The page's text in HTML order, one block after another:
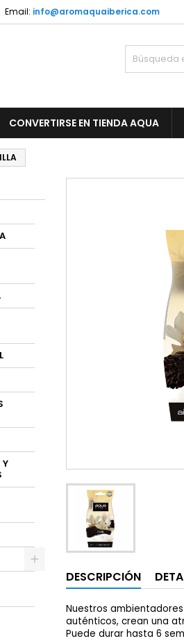
Email: info@aromaquaiberica.com
CONVERTIRSE EN TIENDA AQUA
Y
DESCRIPCIÓN
Nuestros
auténticos, crean una
Puede durar hasta 6